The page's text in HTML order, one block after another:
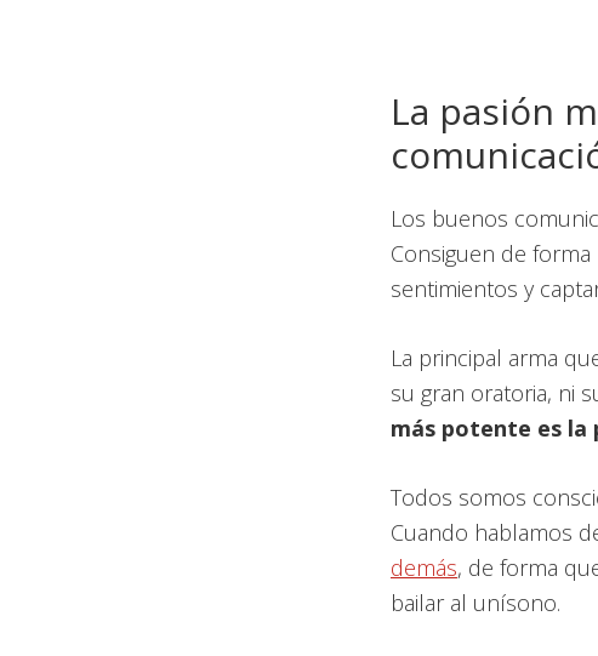
La pasión
Los buenos
Consiguen de
sentimientos y
La principal arma
su gran oratoria, ni
más potente es la
Todos somos
Cuando hablamos
demás, de forma
bailar al unísono.